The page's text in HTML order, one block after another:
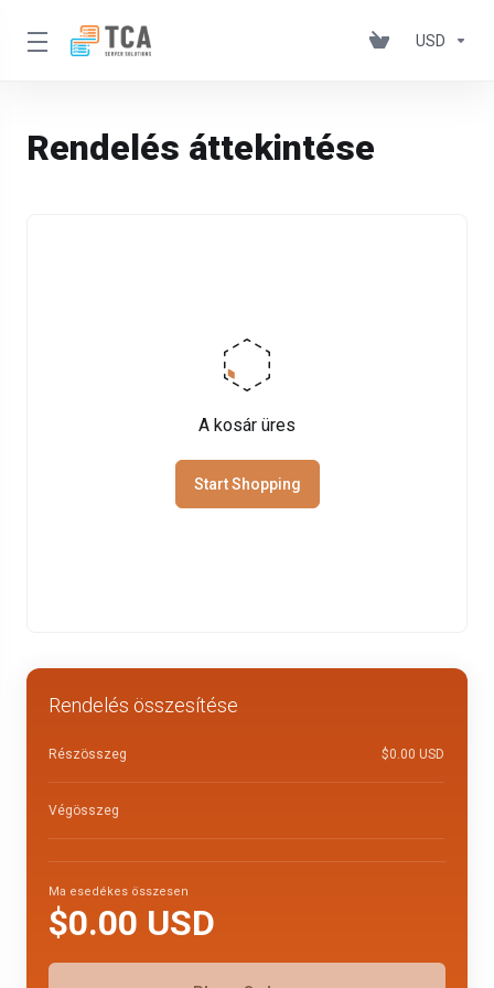
USD
Rendelés áttekintése
A kosár üres
Start Shopping
Rendelés összesítése
Részösszeg $0.00 USD
Végösszeg
Ma esedékes összesen
$0.00 USD